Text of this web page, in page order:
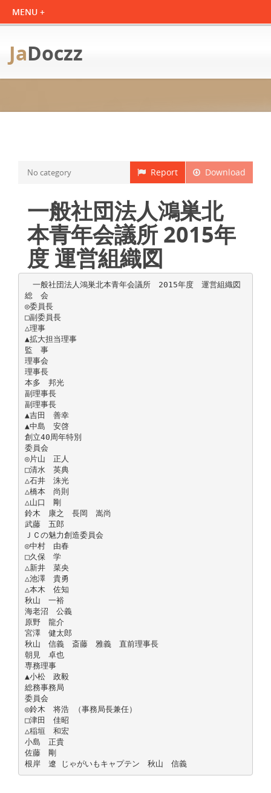
JaDoczz
Download
Report
No category
一般社団法人鴻巣北
本青年会議所 2015年
度 運営組織図
一般社団法人鴻巣北本青年会議所 2015年度 運営組織図
総 会
◎委員長
□副委員長
△理事
▲拡大担当理事
監 事
理事会
理事長
本多 邦光
副理事長
副理事長
▲吉田 善幸
▲中島 安啓
創立40周年特別
委員会
◎片山 正人
□清水 英典
△石井 洙光
△橋本 尚則
△山口 剛
鈴木 康之 長岡 嵩尚
武藤 五郎
ＪＣの魅力創造委員会
◎中村 由春
□久保 学
△新井 菜央
△池澤 貴勇
△本木 佐知
秋山 一裕
海老沼 公義
原野 龍介
宮澤 健太郎
秋山 信義 斎藤 雅義 直前理事長
朝見 卓也
専務理事
▲小松 政毅
総務事務局
委員会
◎鈴木 将浩 （事務局長兼任）
□津田 佳昭
△稲垣 和宏
小島 正貴
佐藤 剛
根岸 遼 じゃがいもキャプテン 秋山 信義